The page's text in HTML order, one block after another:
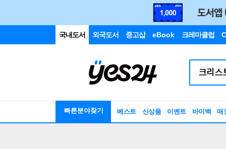
국내도서 외국도서 중고샵 eBook 크레마클럽
빠른분야찾기 베스트 신상품 이벤트 바이백 매